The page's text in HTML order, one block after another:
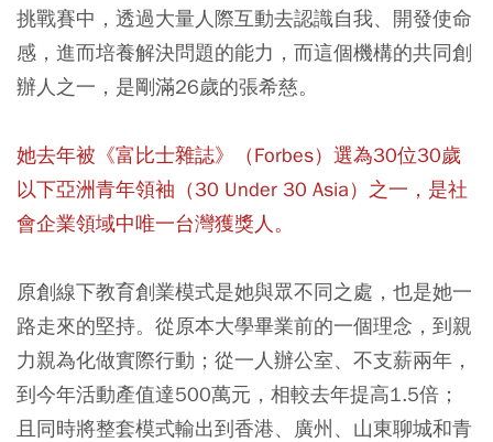
挑戰賽中，透過大量人際互動去認識自我、開發使命
感，進而培養解決問題的能力，而這個機構的共同創
辦人之一，是剛滿26歲的張希慈。
她去年被《富比士雜誌》（Forbes）選為30位30歲
以下亞洲青年領袖（30 Under 30 Asia）之一，是社
會企業領域中唯一台灣獲獎人。
原創線下教育創業模式是她與眾不同之處，也是她一
路走來的堅持。從原本大學畢業前的一個理念，到親
力親為化做實際行動；從一人辦公室、不支薪兩年，
到今年活動產值達500萬元，相較去年提高1.5倍；
且同時將整套模式輸出到香港、廣州、山東聊城和青